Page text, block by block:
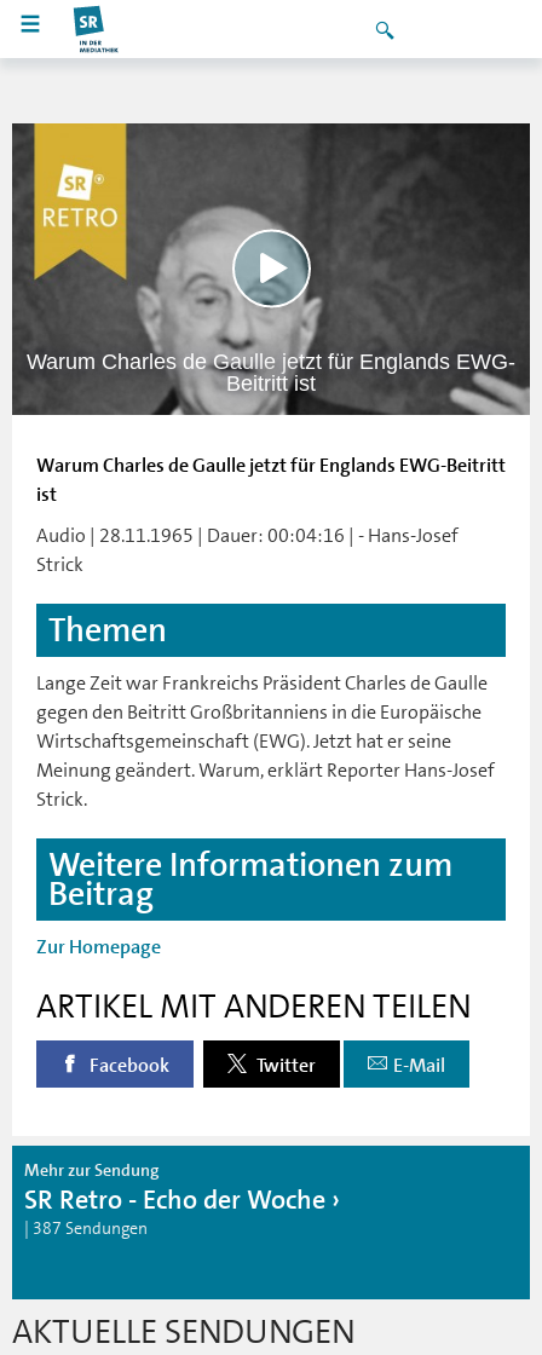
Warum Charles de Gaulle jetzt für Englands EWG-
Beitritt ist
Warum Charles de Gaulle jetzt für Englands EWG-Beitritt
ist
Audio | 28.11.1965 | Dauer: 00:04:16 | - Hans-Josef
Strick
Themen
Lange Zeit war Frankreichs Präsident Charles de Gaulle
gegen den Beitritt Großbritanniens in die Europäische
Wirtschaftsgemeinschaft (EWG). Jetzt hat er seine
Meinung geändert. Warum, erklärt Reporter Hans-Josef
Strick.
Weitere Informationen zum
Beitrag
Zur Homepage
ARTIKEL MIT ANDEREN TEILEN
Facebook Twitter E-Mail
Mehr zur Sendung
SR Retro - Echo der Woche
| 387 Sendungen
AKTUELLE SENDUNGEN